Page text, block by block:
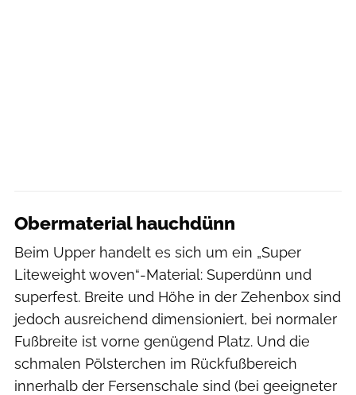
Obermaterial hauchdünn
Beim Upper handelt es sich um ein „Super
Liteweight woven“-Material: Superdünn und
superfest. Breite und Höhe in der Zehenbox sind
jedoch ausreichend dimensioniert, bei normaler
Fußbreite ist vorne genügend Platz. Und die
schmalen Pölsterchen im Rückfußbereich
innerhalb der Fersenschale sind (bei geeigneter